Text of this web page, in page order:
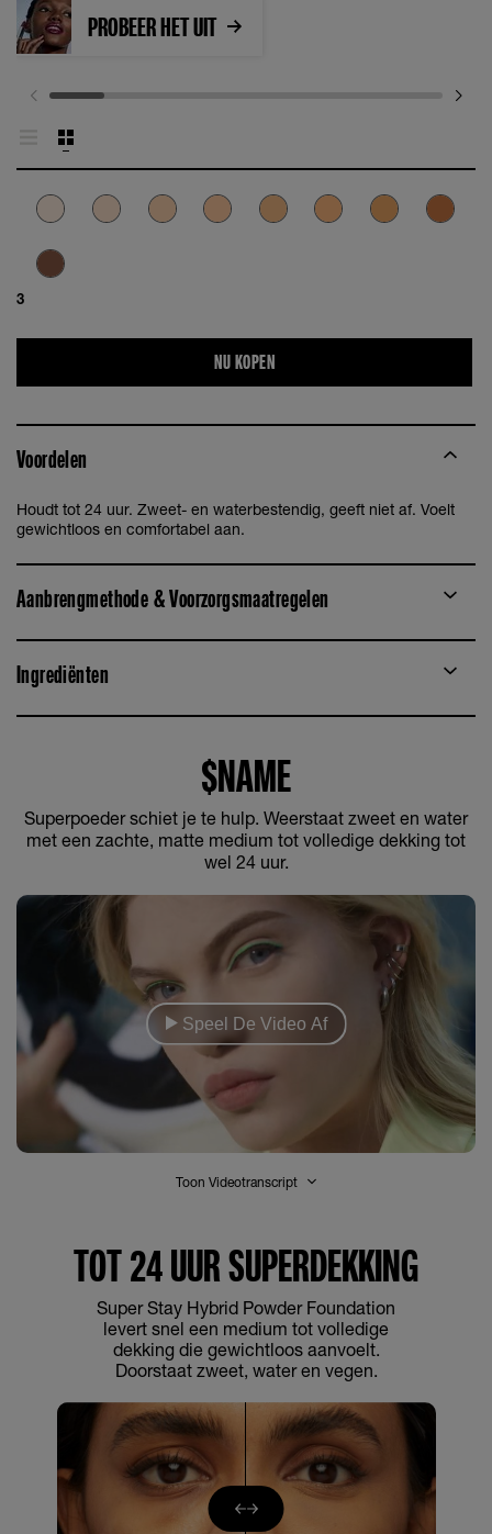
3
PROBEER HET UIT
NU KOPEN
Voordelen
Houdt tot 24 uur. Zweet- en waterbestendig, geeft niet af. Voelt
gewichtloos en comfortabel aan.
Aanbrengmethode & Voorzorgsmaatregelen
Ingrediënten
$NAME
Superpoeder schiet je te hulp. Weerstaat zweet en water
met een zachte, matte medium tot volledige dekking tot
wel 24 uur.
Speel De Video Af
Toon Videotranscript
TOT 24 UUR SUPERDEKKING
Super Stay Hybrid Powder Foundation
levert snel een medium tot volledige
dekking die gewichtloos aanvoelt.
Doorstaat zweet, water en vegen.